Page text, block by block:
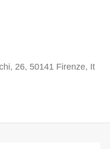
26, 50141 Firenze, It